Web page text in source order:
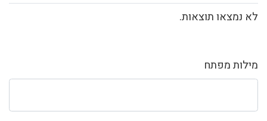
מילות מפתח
לא נמצאו תוצאות.